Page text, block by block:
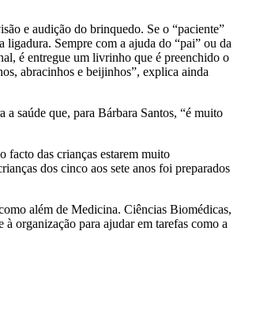
e audição do brinquedo. Se o “paciente”
Sempre com a ajuda do “pai” ou da
é entregue um livrinho que é preenchido o
abracinhos e beijinhos”, explica ainda
saúde que, para Bárbara Santos, “é muito
facto das crianças estarem muito
dos cinco aos sete anos foi preparados
além de Medicina. Ciências Biomédicas,
organização para ajudar em tarefas como a